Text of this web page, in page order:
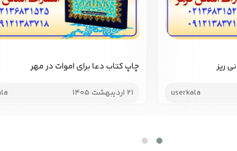
ریز
userkala
چاپ کتاب دعا برای اموات در مهر
21 اردیبهشت 1405